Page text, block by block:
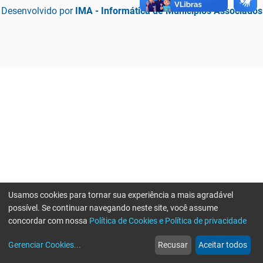
Desenvolvido por IMA - Informática de Municípios Associados
web
Notícias
more_horiz
Mais
Usamos cookies para tornar sua experiência a mais agradável
possível. Se continuar navegando neste site, você assume
concordar com nossa Política de Cookies e Política de privacidade
Gerenciar Cookies... Recusar Aceitar todos
Erro ao enviar informações, por favor tente novamente